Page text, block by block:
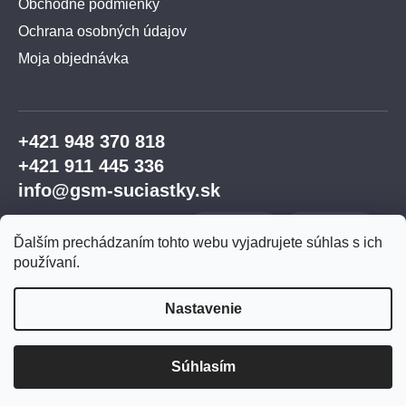
Ďalším prechádzaním tohto webu vyjadrujete súhlas s ich
používaní.
Nastavenie
Súhlasím
Obchodné podmienky
Ochrana osobných údajov
Moja objednávka
+421 948 370 818
+421 911 445 336
info@gsm-suciastky.sk
GSM súčiastky
vyhradené.Upraviť nastavenie cookies